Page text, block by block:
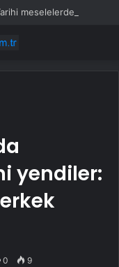
yendiler:
0 9